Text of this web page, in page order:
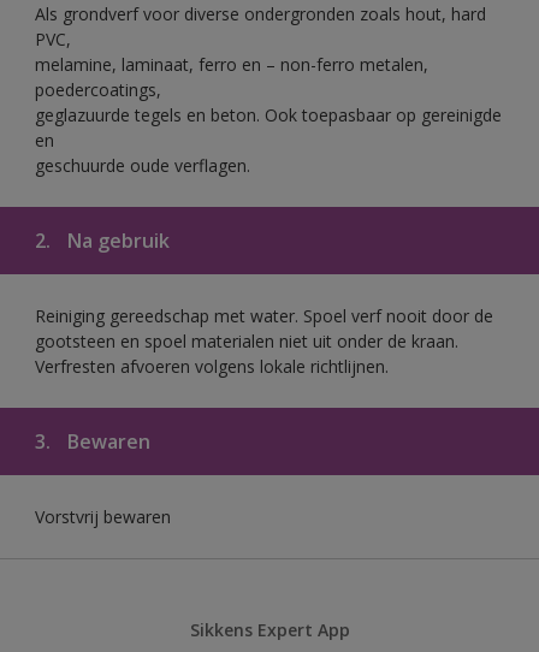
Als grondverf voor diverse ondergronden zoals hout, hard
PVC,
melamine, laminaat, ferro en – non-ferro metalen,
poedercoatings,
geglazuurde tegels en beton. Ook toepasbaar op gereinigde
en
geschuurde oude verflagen.
2. Na gebruik
Reiniging gereedschap met water. Spoel verf nooit door de
gootsteen en spoel materialen niet uit onder de kraan.
Verfresten afvoeren volgens lokale richtlijnen.
3. Bewaren
Vorstvrij bewaren
Sikkens Expert App